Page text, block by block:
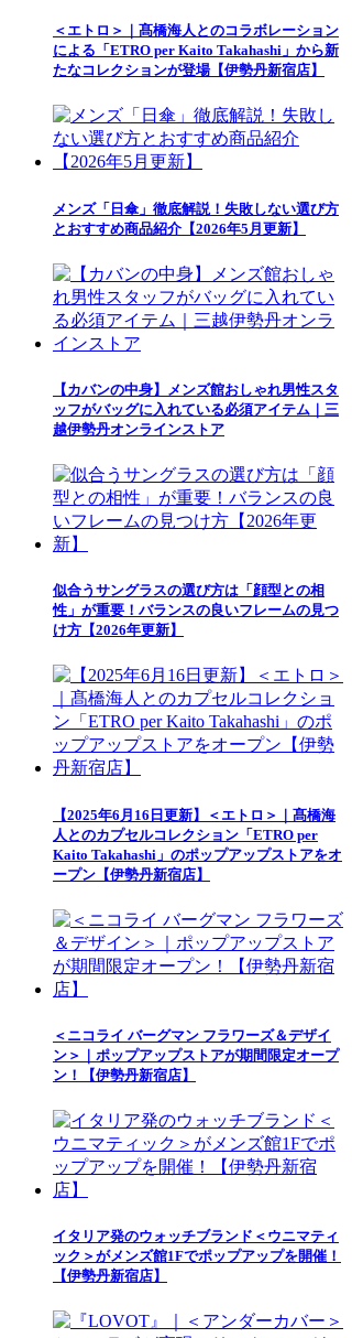
＜エトロ＞｜髙橋海人とのコラボレーション
による「ETRO per Kaito Takahashi」から新
たなコレクションが登場【伊勢丹新宿店】
メンズ「日傘」徹底解説！失敗しない選び方
とおすすめ商品紹介【2026年5月更新】
【カバンの中身】メンズ館おしゃれ男性スタ
ッフがバッグに入れている必須アイテム｜三
越伊勢丹オンラインストア
似合うサングラスの選び方は「顔型との相
性」が重要！バランスの良いフレームの見つ
け方【2026年更新】
【2025年6月16日更新】＜エトロ＞｜髙橋海
人とのカプセルコレクション「ETRO per
Kaito Takahashi」のポップアップストアをオ
ープン【伊勢丹新宿店】
＜ニコライ バーグマン フラワーズ＆デザイ
ン＞｜ポップアップストアが期間限定オープ
ン！【伊勢丹新宿店】
イタリア発のウォッチブランド＜ウニマティ
ック＞がメンズ館1Fでポップアップを開催！
【伊勢丹新宿店】